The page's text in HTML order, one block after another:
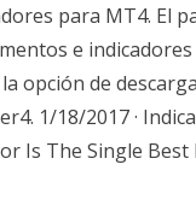
para MT4. El
e
opción de
1/18/2017 ·
Is The Single